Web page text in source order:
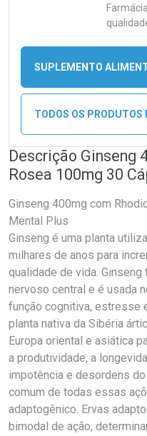
SUPLEMENTO
TODOS OS PRODUTOS
Descrição Ginseng
Rosea 100mg 30
Ginseng 400mg com
Mental Plus
Ginseng é uma planta
milhares de anos para
qualidade de vida.
nervoso central e é usada
função cognitiva, estresse
planta nativa da Sibéria
Europa oriental e asiática
a produtividade, a
impotência e desordens
comum de todas essas
adaptogênico. Ervas
bimodal de ação,